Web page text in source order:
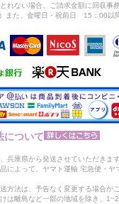
れない場合、ご請求金額に回収事
また、金曜日・祝前日 15：00以
について
兵庫県から発送させていただきます
によって、ヤマト運輸 宅急便・
方法は、予告なく変更する場合が
は離島など一部の地域を除き、